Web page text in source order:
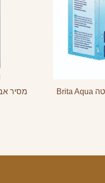
מארז 3 פילטרים צפים בריטה Brita Aqua
מסיר